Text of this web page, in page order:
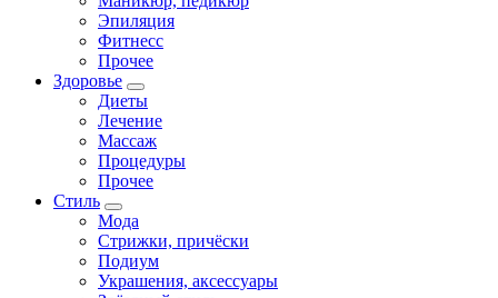
Эпиляция
Фитнесс
Прочее
Здоровье
Диеты
Лечение
Массаж
Процедуры
Прочее
Стиль
Мода
Стрижки, причёски
Подиум
Украшения, аксессуары